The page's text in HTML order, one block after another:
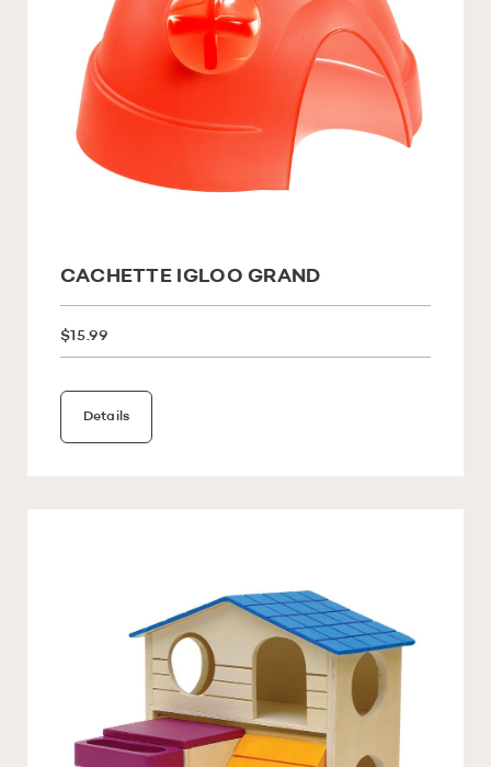
CACHETTE IGLOO GRAND
$15.99
Details